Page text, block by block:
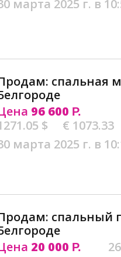
марта 2025 г. в
спальная
96 600 Р.
$
€ 1073.33
марта 2025 г. в
спальный
20 000 Р.